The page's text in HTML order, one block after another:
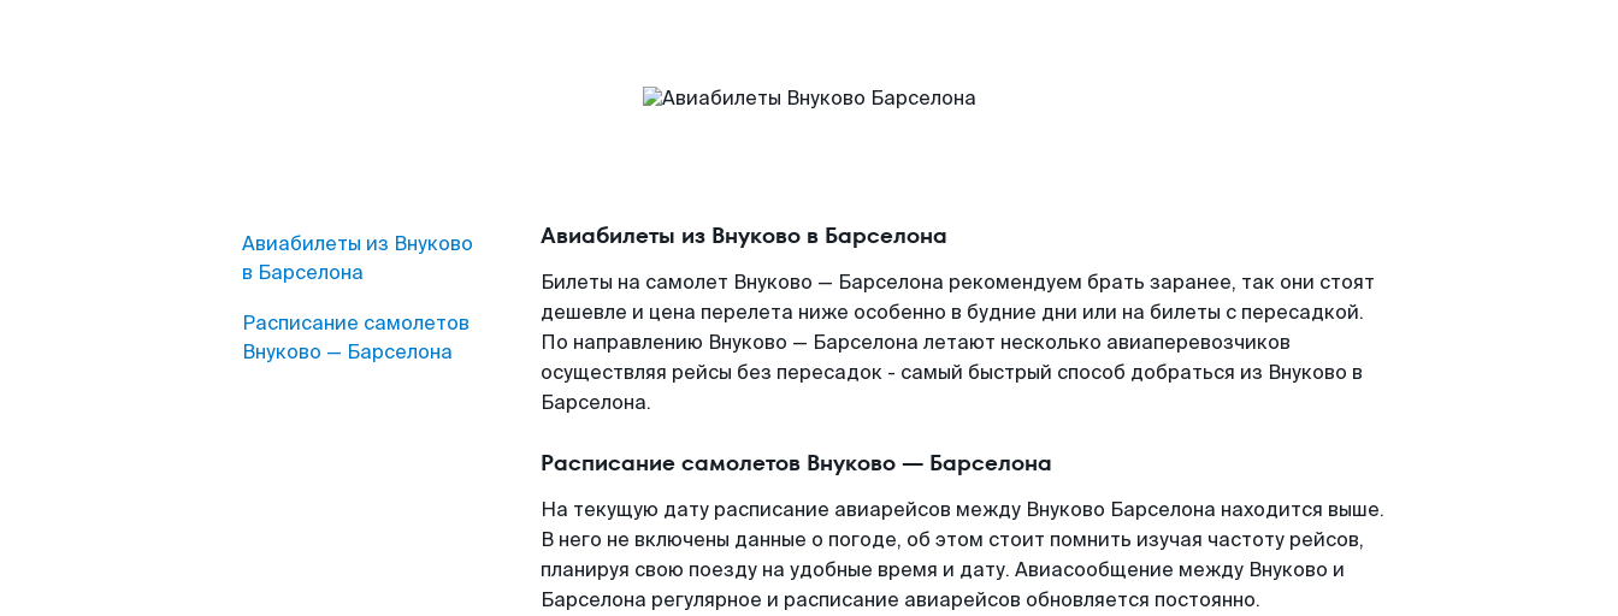
Авиабилеты из Внуково
в Барселона
Расписание самолетов
Внуково — Барселона
Авиабилеты из Внуково в Барселона
Билеты на самолет Внуково — Барселона рекомендуем брать заранее, так они стоят
дешевле и цена перелета ниже особенно в будние дни или на билеты с пересадкой.
По направлению Внуково — Барселона летают несколько авиаперевозчиков
осуществляя рейсы без пересадок - самый быстрый способ добраться из Внуково в
Барселона.
Расписание самолетов Внуково — Барселона
На текущую дату расписание авиарейсов между Внуково Барселона находится выше.
В него не включены данные о погоде, об этом стоит помнить изучая частоту рейсов,
планируя свою поезду на удобные время и дату. Авиасообщение между Внуково и
Барселона регулярное и расписание авиарейсов обновляется постоянно.